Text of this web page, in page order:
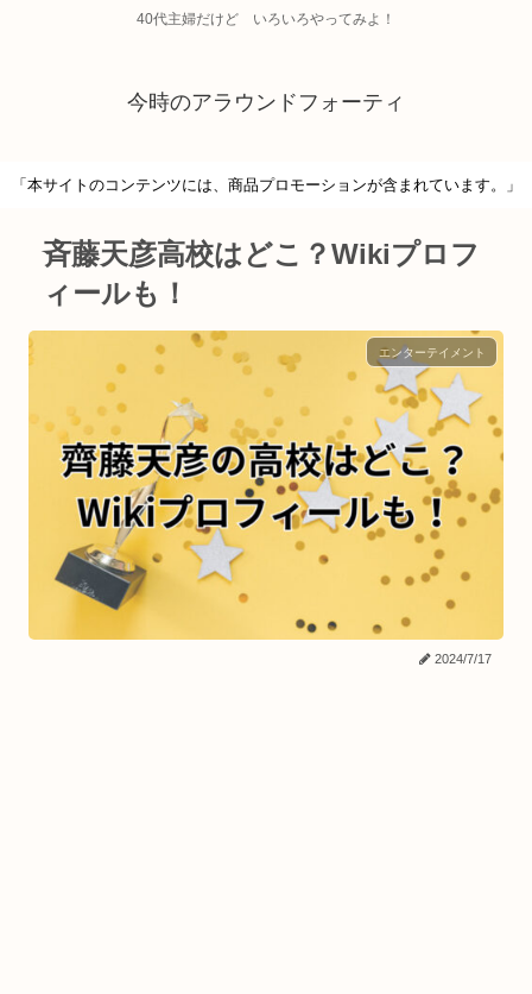
40代主婦だけど いろいろやってみよ！
今時のアラウンドフォーティ
「本サイトのコンテンツには、商品プロモーションが含まれています。」
斉藤天彦高校はどこ？Wikiプロフ
ィールも！
エンターテイメント
2024/7/17